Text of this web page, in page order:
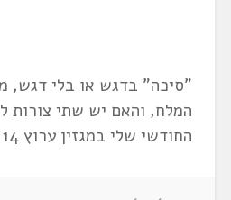
"סיכה" בדגש או בלי דגש,
המלח, והאם יש שתי צורות
החודשי שלי במגזין ערוץ 14